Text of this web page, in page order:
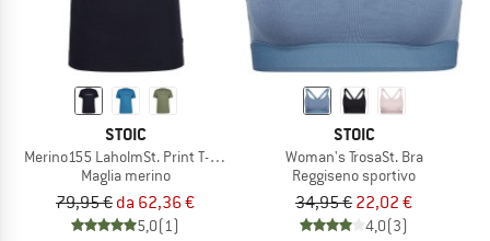
STOIC
Merino155 LaholmSt. Print T-Shirt Ridge
Maglia merino
79,95 € da 62,36 €
5,0(1)
STOIC
Woman's TrosaSt. Bra
Reggiseno sportivo
34,95 € 22,02 €
4,0(3)